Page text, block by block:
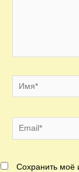
Имя*
Email*
Сохранить моё